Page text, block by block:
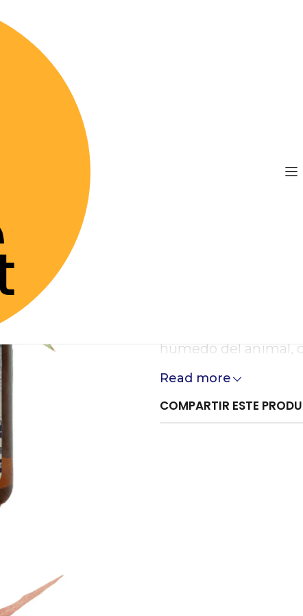
por compras sobre $89.990
Mostrar stock de
húmedo del animal,
directo con los ojos.
Read more
COMPARTIR ESTE